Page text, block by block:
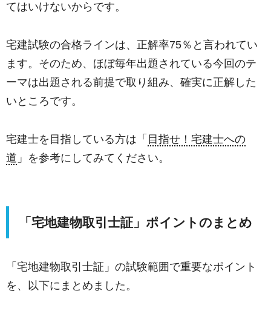
てはいけないからです。
宅建試験の合格ラインは、正解率75％と言われてい
ます。そのため、ほぼ毎年出題されている今回のテ
ーマは出題される前提で取り組み、確実に正解した
いところです。
宅建士を目指している方は「 目指せ！宅建士への
道 」を参考にしてみてください。
「宅地建物取引士証」ポイントのまとめ
「宅地建物取引士証」の試験範囲で重要なポイント
を、以下にまとめました。